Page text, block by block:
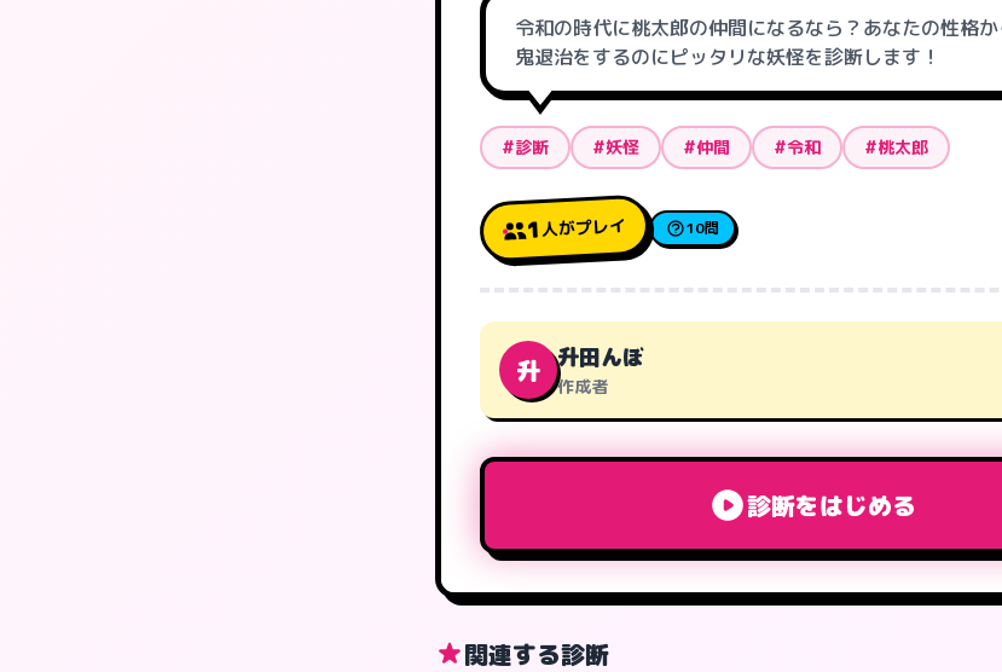
令和の時代に桃太郎の仲間になるなら？あなたの性格
鬼退治をするのにピッタリな妖怪を診断します！
#診断 #妖怪 #仲間 #令和 #桃太郎
1人がプレイ 10問
升 升田んぼ
作成者
診断をはじめる
関連する診断